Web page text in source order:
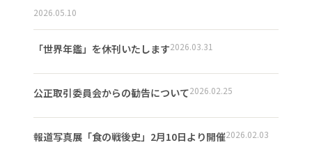
2026.05.10
「世界年鑑」を休刊いたします2026.03.31
公正取引委員会からの勧告について2026.02.25
報道写真展「食の戦後史」2月10日より開催2026.02.03